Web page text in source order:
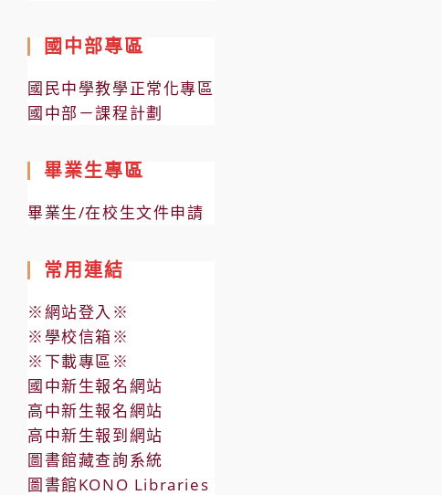
國中部專區
國民中學教學正常化專區
國中部－課程計劃
畢業生專區
畢業生/在校生文件申請
常用連結
※網站登入※
※學校信箱※
※下載專區※
國中新生報名網站
高中新生報名網站
高中新生報到網站
圖書館藏查詢系統
圖書館KONO Libraries